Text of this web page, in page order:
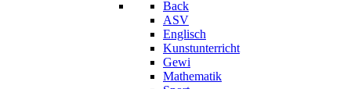
Back
ASV
Englisch
Kunstunterricht
Gewi
Mathematik